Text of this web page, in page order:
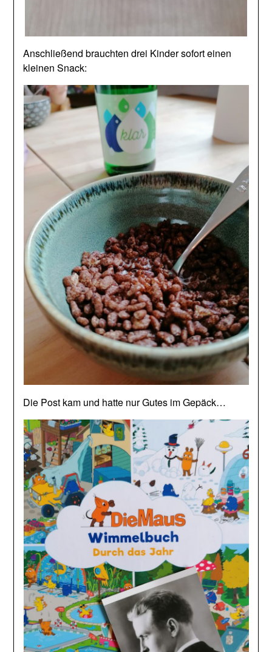
Anschließend brauchten drei Kinder sofort einen
kleinen Snack:
Die Post kam und hatte nur Gutes im Gepäck…